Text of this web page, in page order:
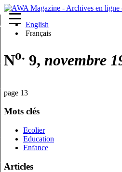
English
Français
No. 9, novembre
page 13
Mots clés
Ecolier
Education
Enfance
Articles